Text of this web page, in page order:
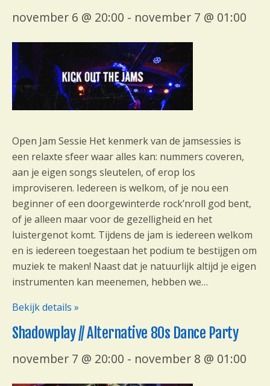
november 6 @ 20:00 - november 7 @ 01:00
Open Jam Sessie Het kenmerk van de jamsessies is
een relaxte sfeer waar alles kan: nummers coveren,
aan je eigen songs sleutelen, of erop los
improviseren. Iedereen is welkom, of je nou een
beginner of een doorgewinterde rock’nroll god bent,
of je alleen maar voor de gezelligheid en het
luistergenot komt. Tijdens de jam is iedereen welkom
en is iedereen toegestaan het podium te bestijgen om
muziek te maken! Naast dat je natuurlijk altijd je eigen
instrumenten kan meenemen, hebben we…
Bekijk details »
Shadowplay // Alternative 80s Dance Party
november 7 @ 20:00 - november 8 @ 01:00